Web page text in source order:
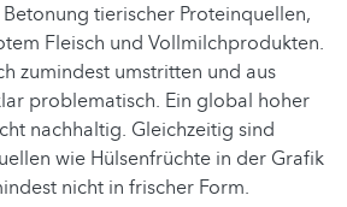
tierischer Proteinquellen,
Fleisch und Vollmilchprodukten.
zumindest umstritten und aus
problematisch. Ein global hoher
nachhaltig. Gleichzeitig sind
wie Hülsenfrüchte in der Grafik
nicht in frischer Form.